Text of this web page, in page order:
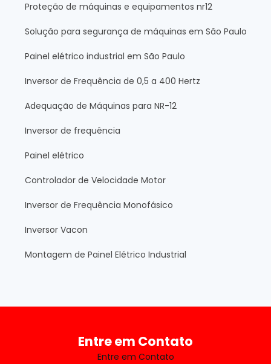
Proteção de máquinas e equipamentos nr12
Solução para segurança de máquinas em São Paulo
Painel elétrico industrial em São Paulo
Inversor de Frequência de 0,5 a 400 Hertz
Adequação de Máquinas para NR-12
Inversor de frequência
Painel elétrico
Controlador de Velocidade Motor
Inversor de Frequência Monofásico
Inversor Vacon
Montagem de Painel Elétrico Industrial
Entre em Contato
Entre em Contato